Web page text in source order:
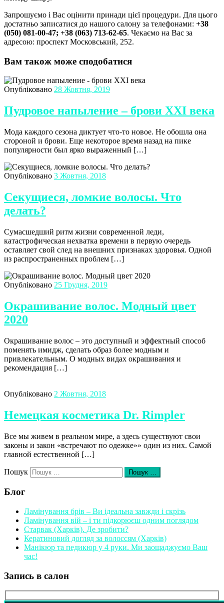
Запрошуємо і Вас оцінити принади цієї процедури. Для цього
достатньо записатися до нашого салону за телефонами: +38
(050) 081-00-47; +38 (063) 713-62-65. Чекаємо на Вас за
адресою: проспект Московський, 252.
Вам також може сподобатися
Опубліковано 28 Жовтня, 2019
Пудровое напыление – брови XXI века
Мода каждого сезона диктует что-то новое. Не обошла она
стороной и брови. Еще некоторое время назад на пике
популярности был ярко выраженный […]
Опубліковано 3 Жовтня, 2018
Секущиеся, ломкие волосы. Что
делать?
Сумасшедший ритм жизни современной леди,
катастрофическая нехватка времени в первую очередь
оставляет свой след на внешних признаках здоровья. Одной
из распространенных проблем […]
Опубліковано 25 Грудня, 2019
Окрашивание волос. Модный цвет
2020
Окрашивание волос – это доступный и эффектный способ
поменять имидж, сделать образ более модным и
привлекательным. О модных видах окрашивания и
рекомендация […]
Опубліковано 2 Жовтня, 2018
Немецкая косметика Dr. Rimpler
Все мы живем в реальном мире, а здесь существуют свои
законы и закон «встречают по одежке»» один из них. Самой
главной естественной […]
Пошук Пошук …
Блог
Ламінування брів – Ви ідеальна завжди і скрізь
Ламінування вій – і ти підкорюєш одним поглядом
Старвак (Харків). Де зробити?
Кератиновий догляд за волоссям (Харків)
Манікюр та педикюр у 4 руки. Ми заощаджуємо Ваш
час!
Запись в салон